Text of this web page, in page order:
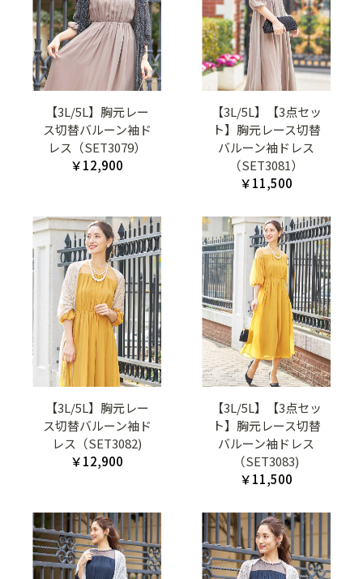
【3L/5L】胸元レー
ス切替バルーン袖ド
レス（SET3079）
￥12,900
【3L/5L】【3点セッ
ト】胸元レース切替
バルーン袖ドレス
（SET3081）
￥11,500
【3L/5L】胸元レー
ス切替バルーン袖ド
レス（SET3082)
￥12,900
【3L/5L】【3点セッ
ト】胸元レース切替
バルーン袖ドレス
（SET3083)
￥11,500